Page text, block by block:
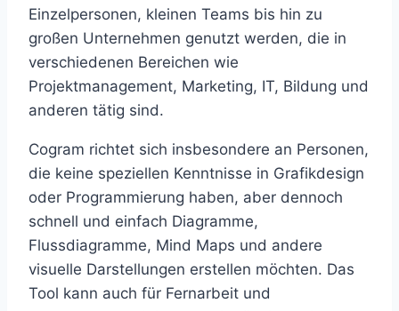
Einzelpersonen, kleinen Teams bis hin zu
großen Unternehmen genutzt werden, die in
verschiedenen Bereichen wie
Projektmanagement, Marketing, IT, Bildung und
anderen tätig sind.
Cogram richtet sich insbesondere an Personen,
die keine speziellen Kenntnisse in Grafikdesign
oder Programmierung haben, aber dennoch
schnell und einfach Diagramme,
Flussdiagramme, Mind Maps und andere
visuelle Darstellungen erstellen möchten. Das
Tool kann auch für Fernarbeit und